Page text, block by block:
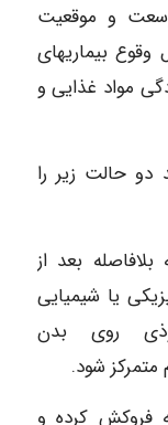
و موقعیت
بیماریهای
مواد غذایی و
دو حالت زیر را
بعد از
یا شیمیایی
روی بدن
شود.
فروکش کرده و